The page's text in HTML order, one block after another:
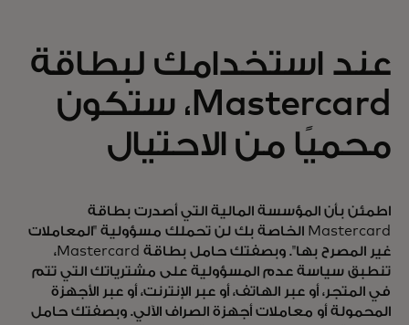
عند استخدامك لبطاقة
Mastercard، ستكون
محميًا من الاحتيال
اطمئن بأن المؤسسة المالية التي أصدرت بطاقة
Mastercard الخاصة بك لن تحملك مسؤولية "المعاملات
غير المصرح بها". وبصفتك حامل بطاقة Mastercard،
تنطبق سياسة عدم المسؤولية على مشترياتك التي تتم
في المتجر، أو عبر الهاتف، أو عبر الإنترنت، أو عبر الأجهزة
المحمولة أو معاملات أجهزة الصراف الآلي. وبصفتك حامل